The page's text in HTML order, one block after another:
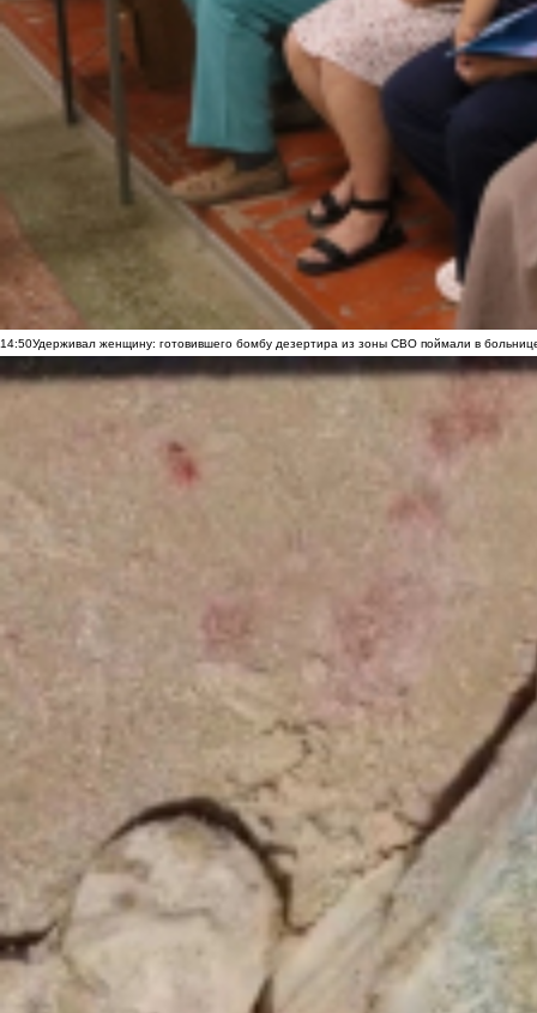
14:50Удерживал женщину: готовившего бомбу дезертира из зоны СВО поймали в